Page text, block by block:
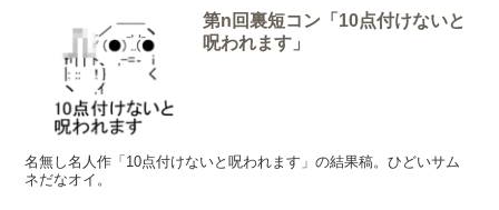
第n回裏短コン「10点付けないと
呪われます」
名無し名人作「10点付けないと呪われます」の結果稿。ひどいサム
ネだなオイ。